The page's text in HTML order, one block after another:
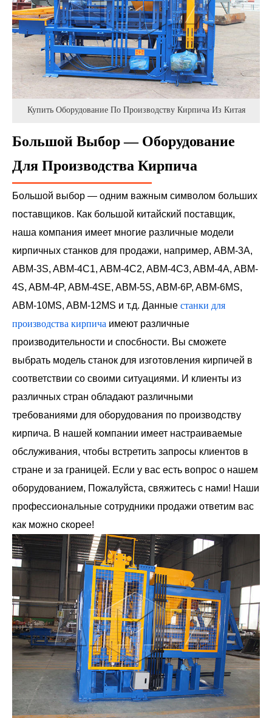
Купить Оборудование По Производству Кирпича Из Китая
Большой Выбор — Оборудование
Для Производства Кирпича
Большой выбор — одним важным символом больших
поставщиков. Как большой китайский поставщик,
наша компания имеет многие различные модели
кирпичных станков для продажи, например, ABM-3A,
ABM-3S, ABM-4C1, ABM-4C2, ABM-4C3, ABM-4A, ABM-
4S, ABM-4P, ABM-4SE, ABM-5S, ABM-6P, ABM-6MS,
ABM-10MS, ABM-12MS и т.д. Данные станки для
производства кирпича имеют различные
производительности и спосбности. Вы сможете
выбрать модель станок для изготовления кирпичей в
соответствии со своими ситуациями. И клиенты из
различных стран обладают различными
требованиями для оборудования по производству
кирпича. В нашей компании имеет настраиваемые
обслуживания, чтобы встретить запросы клиентов в
стране и за границей. Если у вас есть вопрос о нашем
оборудованием, Пожалуйста, свяжитесь с нами! Наши
профессиональные сотрудники продажи ответим вас
как можно скорее!